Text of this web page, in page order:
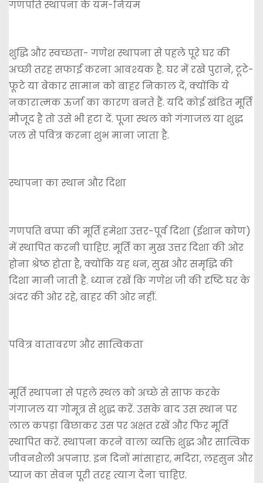
गणपति स्थापना के यम-नियम
शुद्धि और स्वच्छता- गणेश स्थापना से पहले पूरे घर की
अच्छी तरह सफाई करना आवश्यक है. घर में रखे पुराने, टूटे-
फूटे या बेकार सामान को बाहर निकाल दें, क्योंकि ये
नकारात्मक ऊर्जा का कारण बनते हैं. यदि कोई खंडित मूर्ति
मौजूद है तो उसे भी हटा दें. पूजा स्थल को गंगाजल या शुद्ध
जल से पवित्र करना शुभ माना जाता है.
स्थापना का स्थान और दिशा
गणपति बप्पा की मूर्ति हमेशा उत्तर-पूर्व दिशा (ईशान कोण)
में स्थापित करनी चाहिए. मूर्ति का मुख उत्तर दिशा की ओर
होना श्रेष्ठ होता है, क्योंकि यह धन, सुख और समृद्धि की
दिशा मानी जाती है. ध्यान रखें कि गणेश जी की दृष्टि घर के
अंदर की ओर रहे, बाहर की ओर नहीं.
पवित्र वातावरण और सात्विकता
मूर्ति स्थापना से पहले स्थल को अच्छे से साफ करके
गंगाजल या गोमूत्र से शुद्ध करें. उसके बाद उस स्थान पर
लाल कपड़ा बिछाकर उस पर अक्षत रखें और फिर मूर्ति
स्थापित करें. स्थापना करने वाला व्यक्ति शुद्ध और सात्विक
जीवनशैली अपनाए. इन दिनों मांसाहार, मदिरा, लहसुन और
प्याज का सेवन पूरी तरह त्याग देना चाहिए.